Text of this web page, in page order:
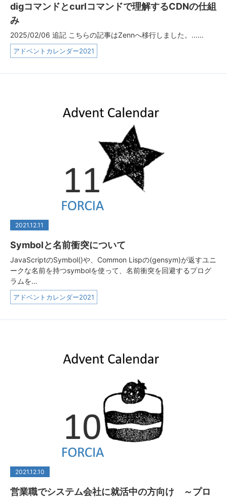
digコマンドとcurlコマンドで理解するCDNの仕組
み
2025/02/06 追記 こちらの記事はZennへ移行しました。...…
アドベントカレンダー2021
2021.12.11
Symbolと名前衝突について
JavaScriptのSymbol()や、Common Lispの(gensym)が返すユニ
ークな名前を持つsymbolを使って、名前衝突を回避するプログ
ラムを…
アドベントカレンダー2021
2021.12.10
営業職でシステム会社に就活中の方向け ～プロ